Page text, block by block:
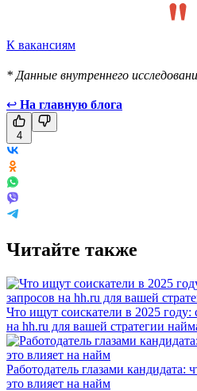
К вакансиям
* Данные внутреннего
↩ На главную блога
4
Читайте также
Что ищут соискатели в 2025 году:
на hh.ru для вашей стратегии
Работодатель глазами кандидата:
это влияет на найм